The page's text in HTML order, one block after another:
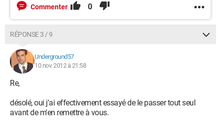
Commenter 0
RÉPONSE 3 / 9
Underground57
10 nov. 2012 à 21:58
Re,
désolé, oui j'ai effectivement essayé de le passer tout seul
avant de m'en remettre à vous.